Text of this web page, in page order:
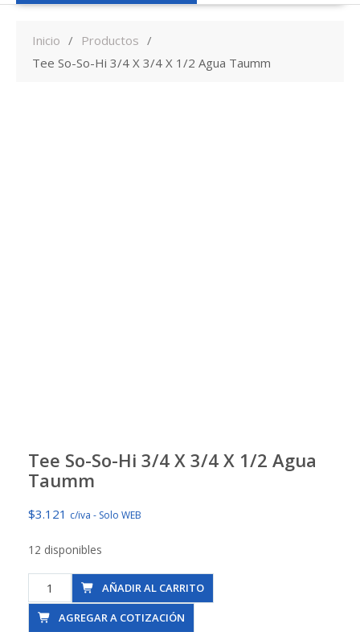
Inicio
Productos
Tee So-So-Hi 3/4 X 3/4 X 1/2 Agua Taumm
Tee So-So-Hi 3/4 X 3/4 X 1/2 Agua
Taumm
$3.121 c/iva - Solo WEB
12 disponibles
Tee
So-
So-
AÑADIR AL CARRITO
AGREGAR A COTIZACIÓN